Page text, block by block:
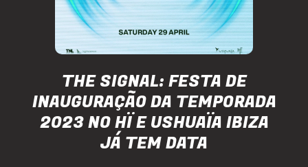
THE SIGNAL: FESTA DE
INAUGURAÇÃO DA TEMPORADA
2023 NO HÏ E USHUAÏA IBIZA
JÁ TEM DATA